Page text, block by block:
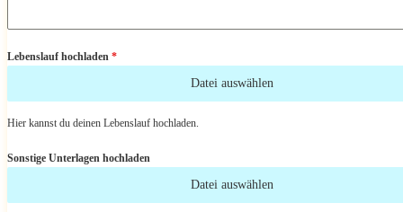
Lebenslauf hochladen *
Datei auswählen
Hier kannst du deinen Lebenslauf hochladen.
Sonstige Unterlagen hochladen
Datei auswählen